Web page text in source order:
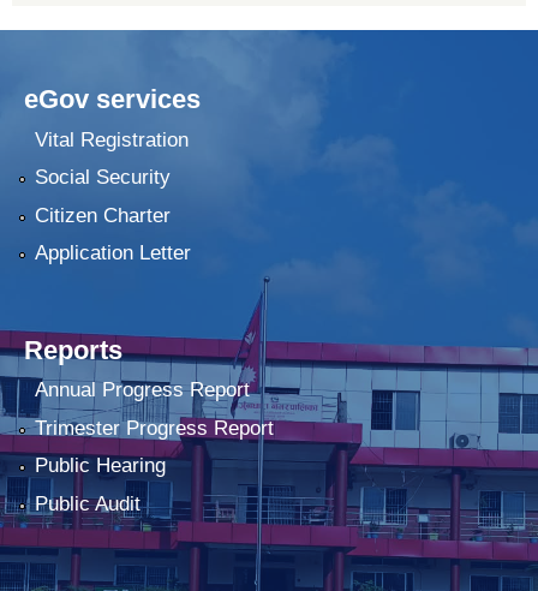
eGov services
Vital Registration
Social Security
Citizen Charter
Application Letter
Reports
Annual Progress Report
Trimester Progress Report
Public Hearing
Public Audit